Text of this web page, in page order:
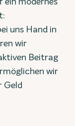
uns Hand in
wir
Beitrag
wir
Geld